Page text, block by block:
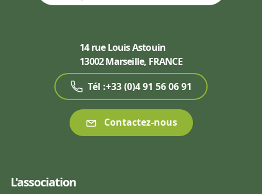
14 rue Louis Astouin
13002 Marseille, FRANCE
Tél :+33 (0)4 91 56 06 91
Contactez-nous
L'association